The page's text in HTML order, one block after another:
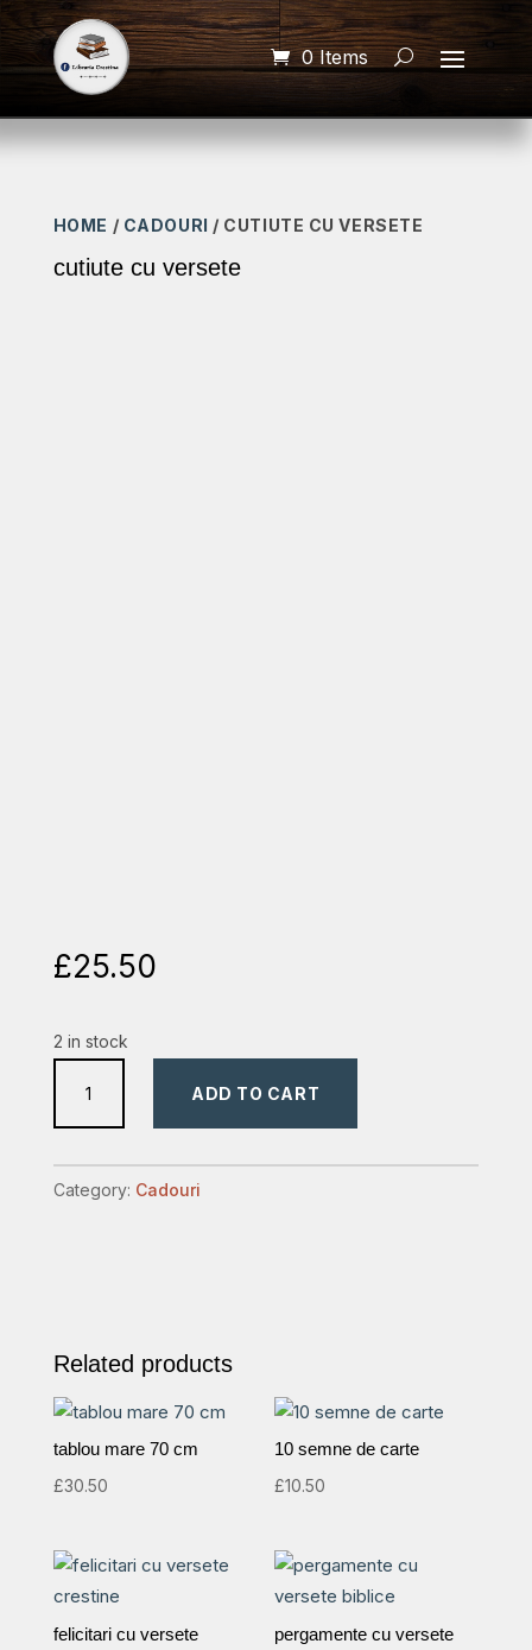
0 Items
HOME / CADOURI / CUTIUTE CU VERSETE
cutiute cu versete
£25.50
2 in stock
quantity
ADD TO CART
Category: Cadouri
Related products
tablou mare 70 cm
£30.50
10 semne de carte
£10.50
felicitari cu versete
pergamente cu versete